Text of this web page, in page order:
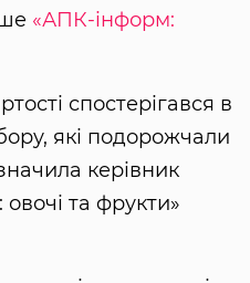
«АПК-інформ:
спостерігався в
які подорожчали
керівник
та фрукти»